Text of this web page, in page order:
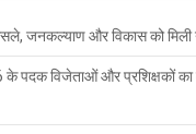
जनकल्याण और विकास को मिली
पदक विजेताओं और प्रशिक्षकों का